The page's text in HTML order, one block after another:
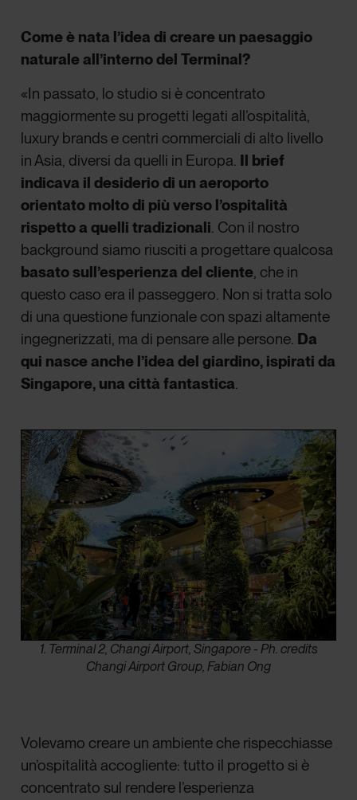
Come è nata l’idea di creare un paesaggio
naturale all’interno del Terminal?
«In passato, lo studio si è concentrato
maggiormente su progetti legati all’ospitalità,
luxury brands e centri commerciali di alto livello
in Asia, diversi da quelli in Europa. Il brief
indicava il desiderio di un aeroporto
orientato molto di più verso l’ospitalità
rispetto a quelli tradizionali . Con il nostro
background siamo riusciti a progettare qualcosa
basato sull’esperienza del cliente , che in
questo caso era il passeggero. Non si tratta solo
di una questione funzionale con spazi altamente
ingegnerizzati, ma di pensare alle persone. Da
qui nasce anche l’idea del giardino, ispirati da
Singapore, una città fantastica
1. Terminal 2, Changi Airport, Singapore - Ph. credits
Changi Airport Group, Fabian Ong
Volevamo creare un ambiente che rispecchiasse
un’ospitalità accogliente: tutto il progetto si è
concentrato sul rendere l’esperienza